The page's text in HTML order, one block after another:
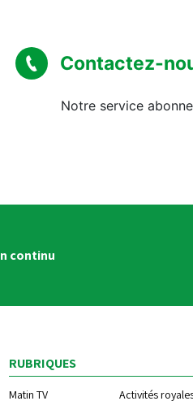
Contactez-
Notre service
continu
RUBRIQUES
Matin TV Activités